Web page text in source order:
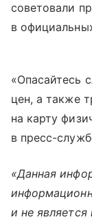
советовали
в
«Опасайтесь
цен, а также
на карту
в пресс-
«Данная
и не